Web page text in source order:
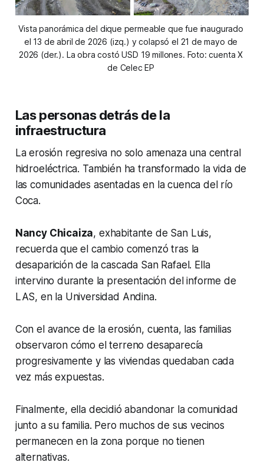
Vista panorámica del dique permeable que fue inaugurado
el 13 de abril de 2026 (izq.) y colapsó el 21 de mayo de
2026 (der.). La obra costó USD 19 millones. Foto: cuenta X
de Celec EP
Las personas detrás de la
infraestructura
La erosión regresiva no solo amenaza una central
hidroeléctrica. También ha transformado la vida de
las comunidades asentadas en la cuenca del río
Coca.
Nancy Chicaiza, exhabitante de San Luis,
recuerda que el cambio comenzó tras la
desaparición de la cascada San Rafael. Ella
intervino durante la presentación del informe de
LAS, en la Universidad Andina.
Con el avance de la erosión, cuenta, las familias
observaron cómo el terreno desaparecía
progresivamente y las viviendas quedaban cada
vez más expuestas.
Finalmente, ella decidió abandonar la comunidad
junto a su familia. Pero muchos de sus vecinos
permanecen en la zona porque no tienen
alternativas.